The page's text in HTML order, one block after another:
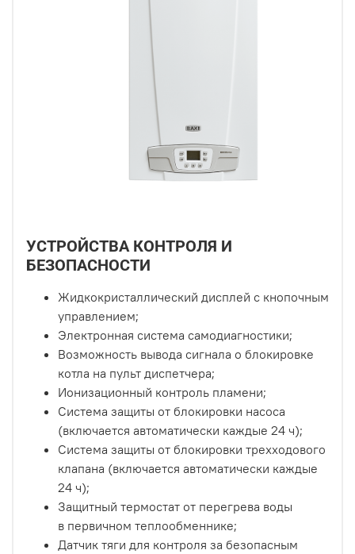
УСТРОЙСТВА КОНТРОЛЯ И
БЕЗОПАСНОСТИ
Жидкокристаллический дисплей с кнопочным
управлением;
Электронная система самодиагностики;
Возможность вывода сигнала о блокировке
котла на пульт диспетчера;
Ионизационный контроль пламени;
Система защиты от блокировки насоса
(включается автоматически каждые 24 ч);
Система защиты от блокировки трехходового
клапана (включается автоматически каждые
24 ч);
Защитный термостат от перегрева воды
в первичном теплообменнике;
Датчик тяги для контроля за безопасным